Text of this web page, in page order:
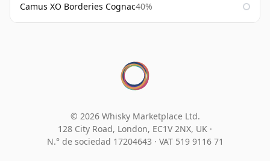
Camus XO Borderies Cognac40%
© 2026 Whisky Marketplace Ltd.
128 City Road, London, EC1V 2NX, UK ·
N.° de sociedad 17204643 · VAT 519 9116 71